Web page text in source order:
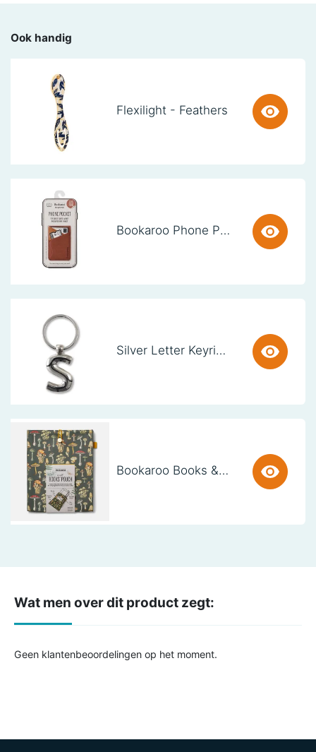
Ook handig
Flexilight - Feathers
Bookaroo Phone Pocket - Brown
Silver Letter Keyring - S (set van 3)
Bookaroo Books & Stuff Pouch - Botanical
Wat men over dit product zegt:
Geen klantenbeoordelingen op het moment.